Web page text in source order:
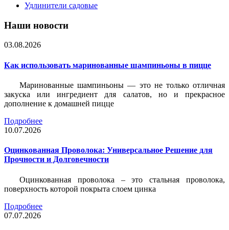
Удлинители садовые
Наши новости
03.08.2026
Как использовать маринованные шампиньоны в пицце
Маринованные шампиньоны — это не только отличная
закуска или ингредиент для салатов, но и прекрасное
дополнение к домашней пицце
Подробнее
10.07.2026
Оцинкованная Проволока: Универсальное Решение для
Прочности и Долговечности
Оцинкованная проволока – это стальная проволока,
поверхность которой покрыта слоем цинка
Подробнее
07.07.2026